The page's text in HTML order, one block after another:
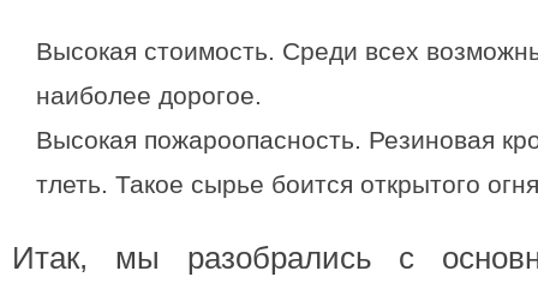
Высокая стоимость. Среди всех
наиболее дорогое.
Высокая пожароопасность. Резиновая
тлеть. Такое сырье боится открытого
Итак, мы разобрались с